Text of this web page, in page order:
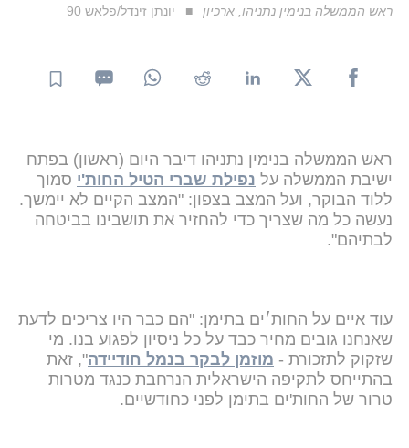
ראש הממשלה בנימין נתניהו, ארכיון יונתן זינדל/פלאש 90
ראש הממשלה בנימין נתניהו דיבר היום (ראשון) בפתח
ישיבת הממשלה על נפילת שברי הטיל החות'י סמוך
ללוד הבוקר, ועל המצב בצפון: "המצב הקיים לא יימשך.
נעשה כל מה שצריך כדי להחזיר את תושבינו בביטחה
לבתיהם".
עוד איים על החות׳ים בתימן: "הם כבר היו צריכים לדעת
שאנחנו גובים מחיר כבד על כל ניסיון לפגוע בנו. מי
שזקוק לתזכורת - מוזמן לבקר בנמל חודיידה", זאת
בהתייחס לתקיפה הישראלית הנרחבת כנגד מטרות
טרור של החות'ים בתימן לפני כחודשיים.